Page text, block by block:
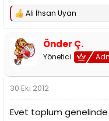
T
k
i
l
:
Ali İhsan Uyan
Önder Ç.
Yönetici
30 Eki 2012
Evet toplum